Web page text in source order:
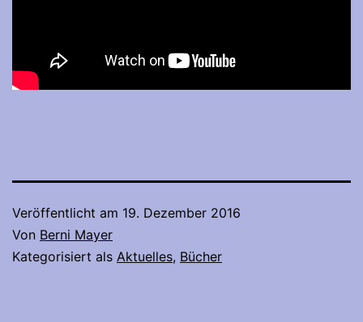
Veröffentlicht am 19. Dezember 2016
Von Berni Mayer
Kategorisiert als Aktuelles, Bücher